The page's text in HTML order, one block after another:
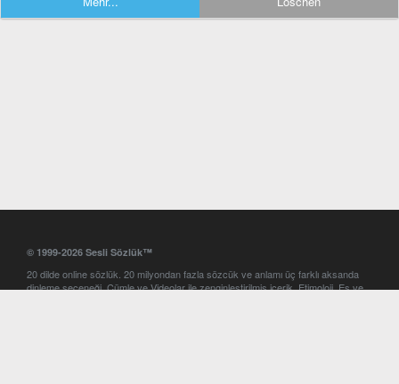
© 1999-2026 Sesli Sözlük™
20 dilde online sözlük. 20 milyondan fazla sözcük ve anlamı üç farklı aksanda
dinleme seçeneği. Cümle ve Videolar ile zenginleştirilmiş içerik. Etimoloji, Eş ve